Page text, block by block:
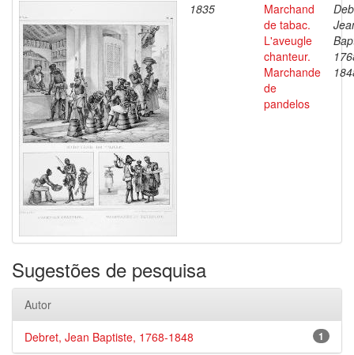
1835
Marchand
de tabac.
L'aveugle
chanteur.
Marchande
de
pandelos
Sugestões de pesquisa
Autor
1
Debret, Jean Baptiste, 1768-1848